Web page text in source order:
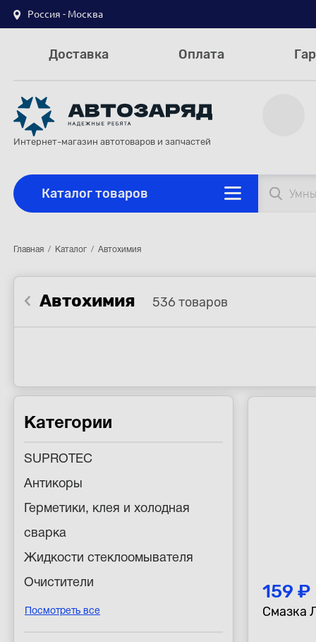
Россия - Москва
Доставка Оплата
Интернет-магазин автотоваров и запчастей
Каталог товаров
Главная Каталог Автохимия
Автохимия 536 товаров
Категории
SUPROTEC
Антикоры
Герметики, клея и холодная
сварка
Жидкости стеклоомывателя
Очистители
Посмотреть все
159 ₽
Смазка